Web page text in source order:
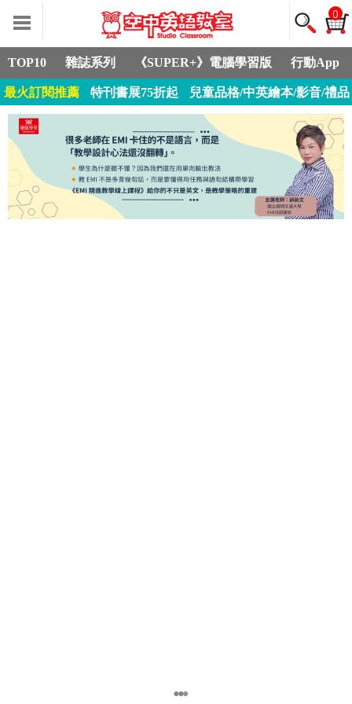
0
TOP10 雜誌系列 《SUPER+》電腦學習版 行動App
最火訂閱推薦 特刊書展75折起 兒童品格/中英繪本/影音/禮品